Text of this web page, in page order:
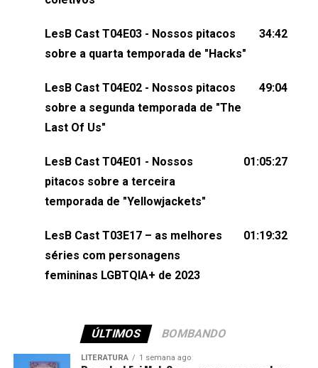
comentários, perguntas ou qualquer outra coisa,
nos envie uma mensagem pelas redes sociais ou
esqueça de visitar nosso site e também redes
sociais:Twitter: ⁠⁠⁠⁠@lesbout_br⁠⁠⁠⁠ Instagram: ⁠⁠⁠⁠@lesbout_br⁠⁠⁠⁠
(⁠⁠⁠⁠⁠⁠@KarolenPassos⁠⁠⁠⁠⁠⁠)Participação de Bruna Fentanes
(⁠⁠⁠⁠@brunarfentanes⁠⁠⁠⁠) e Pollyelly FlorêncioEdição de
Naiady Machado
LesB Cast T04E03 - Nossos pitacos
sobre a quarta temporada de "Hacks"
34:42
LesB Cast T04E02 - Nossos pitacos
sobre a segunda temporada de "The
Last Of Us"
49:04
LesB Cast T04E01 - Nossos
pitacos sobre a terceira
temporada de "Yellowjackets"
01:05:27
LesB Cast T03E17 – as melhores
séries com personagens
femininas LGBTQIA+ de 2023
01:19:32
ÚLTIMOS BOMBANDO
LITERATURA 1 semana ago